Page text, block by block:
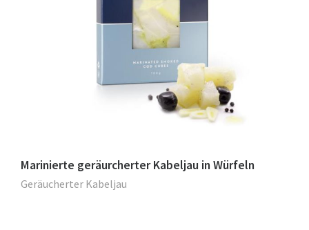
Marinierte geräurcherter Kabeljau in Würfeln
Geräucherter Kabeljau